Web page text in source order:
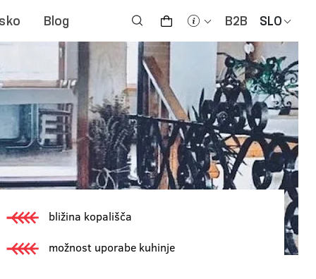
B2B SLO
Blog
bližina kopališča
možnost uporabe kuhinje